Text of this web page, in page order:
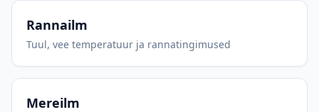
Rannailm
Tuul, vee temperatuur ja rannatingimused
Mereilm